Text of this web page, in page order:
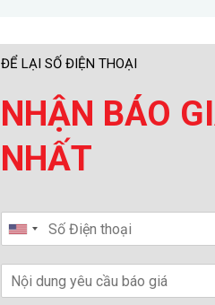
ĐỂ LẠI SỐ ĐIỆN THOẠI
NHẬN BÁO
NHẤT